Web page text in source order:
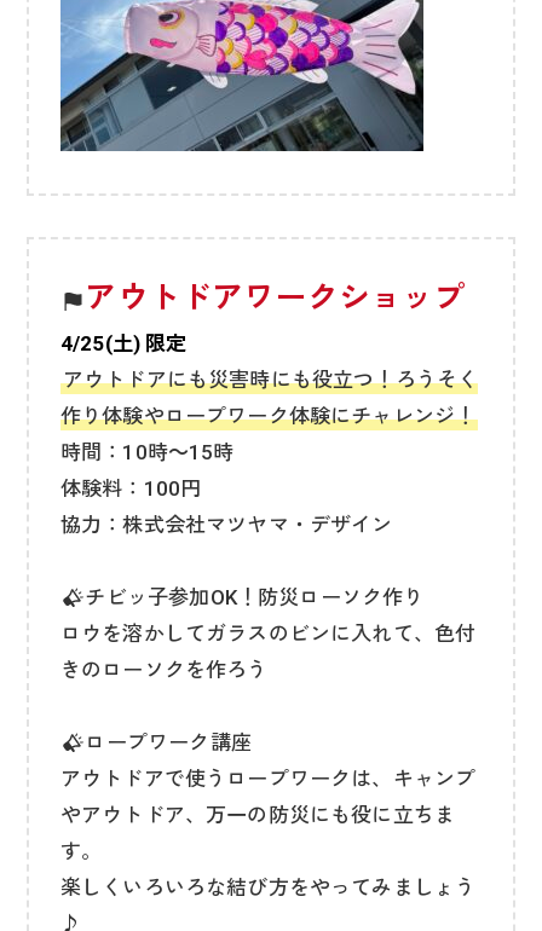
アウトドアワークショップ
4/25(土) 限定
アウトドアにも災害時にも役立つ！ろうそく
作り体験やロープワーク体験にチャレンジ！
時間：10時～15時
体験料：100円
協力：株式会社マツヤマ・デザイン
チビッ子参加OK！防災ローソク作り
ロウを溶かしてガラスのビンに入れて、色付
きのローソクを作ろう
ロープワーク講座
アウトドアで使うロープワークは、キャンプ
やアウトドア、万一の防災にも役に立ちま
す。
楽しくいろいろな結び方をやってみましょう
♪